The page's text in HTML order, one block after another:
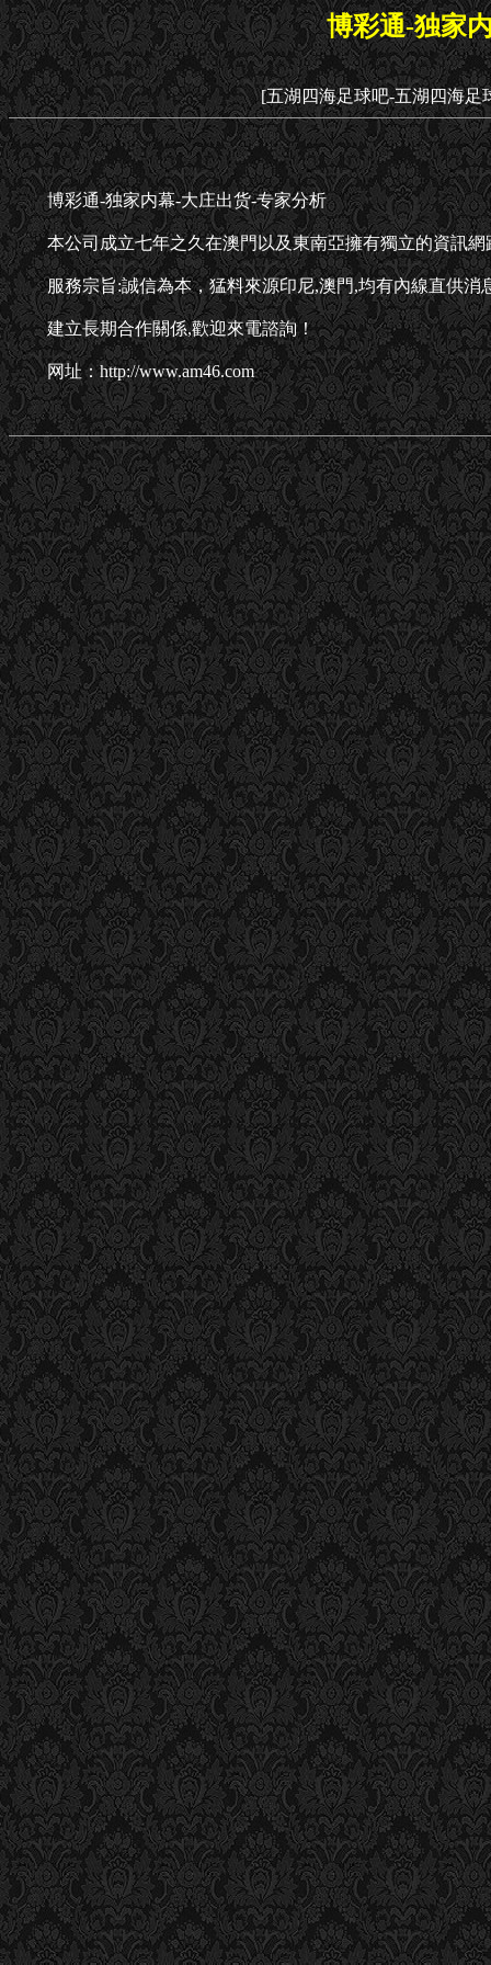
博彩通-独家
[五湖四海足球吧-五湖四海足
博彩通-独家内幕-大庄出货-专家分析
本公司成立七年之久在澳門以及東南亞擁有獨立的資訊
服務宗旨:誠信為本，猛料來源印尼,澳門,均有內線直供消
建立長期合作關係,歡迎來電諮詢！
网址：http://www.am46.com